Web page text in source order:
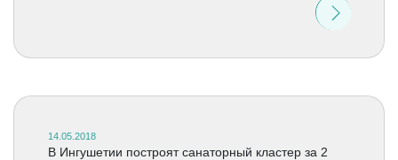
14.05.2018
В Ингушетии построят санаторный кластер за 2